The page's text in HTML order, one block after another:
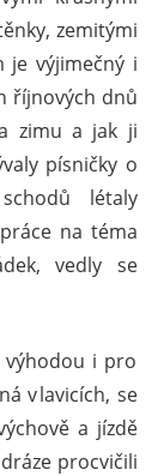
zemitými
je výjimečný i
říjnových dnů
zimu a jak ji
písničky o
létaly
na téma
vedly se
výhodou i pro
v lavicích, se
a jízdě
procvičili